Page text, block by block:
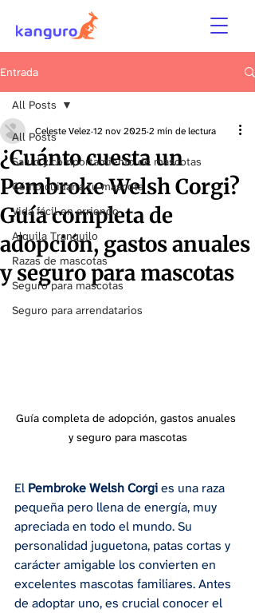
Entrada
All Posts
Salud y comportamiento de mascotas
Cómo cuidar a tu mascota
Vida fácil en arriendo
Alquila Tranquilo
Razas de mascotas
Seguro para mascotas
Seguro para arrendatarios
All Posts
¿Cuánto cuesta un
Pembroke Welsh Corgi?
Guía completa de
adopción, gastos anuales
y seguro para mascotas
Celeste Velez12 nov 20252 min de lectura
Guía completa de adopción, gastos anuales
y seguro para mascotas
El Pembroke Welsh Corgi es una raza
pequeña pero llena de energía, muy
apreciada en todo el mundo. Su
personalidad juguetona, patas cortas y
carácter amigable los convierten en
excelentes mascotas familiares. Antes
de adoptar uno, es crucial conocer el